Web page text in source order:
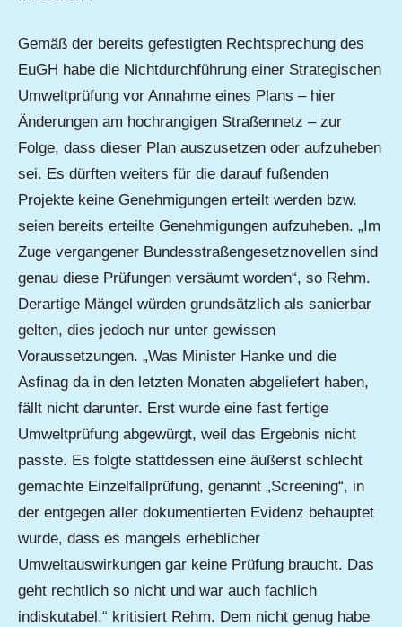
Gemäß der bereits gefestigten Rechtsprechung des
EuGH habe die Nichtdurchführung einer Strategischen
Umweltprüfung vor Annahme eines Plans – hier
Änderungen am hochrangigen Straßennetz – zur
Folge, dass dieser Plan auszusetzen oder aufzuheben
sei. Es dürften weiters für die darauf fußenden
Projekte keine Genehmigungen erteilt werden bzw.
seien bereits erteilte Genehmigungen aufzuheben. „Im
Zuge vergangener Bundesstraßengesetznovellen sind
genau diese Prüfungen versäumt worden“, so Rehm.
Derartige Mängel würden grundsätzlich als sanierbar
gelten, dies jedoch nur unter gewissen
Voraussetzungen. „Was Minister Hanke und die
Asfinag da in den letzten Monaten abgeliefert haben,
fällt nicht darunter. Erst wurde eine fast fertige
Umweltprüfung abgewürgt, weil das Ergebnis nicht
passte. Es folgte stattdessen eine äußerst schlecht
gemachte Einzelfallprüfung, genannt „Screening“, in
der entgegen aller dokumentierten Evidenz behauptet
wurde, dass es mangels erheblicher
Umweltauswirkungen gar keine Prüfung braucht. Das
geht rechtlich so nicht und war auch fachlich
indiskutabel,“ kritisiert Rehm. Dem nicht genug habe